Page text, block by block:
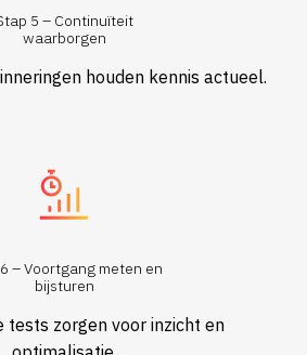
5 – Continuïteit
waarborgen
houden kennis actueel.
– Voortgang meten en
bijsturen
tests zorgen voor inzicht en